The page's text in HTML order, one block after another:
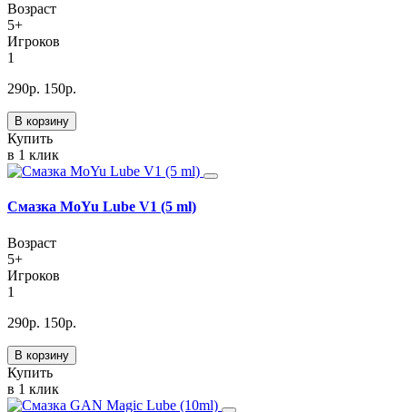
Возраст
5+
Игроков
1
290р. 150р.
В корзину
Купить
в 1 клик
Смазка MoYu Lube V1 (5 ml)
Возраст
5+
Игроков
1
290р. 150р.
В корзину
Купить
в 1 клик